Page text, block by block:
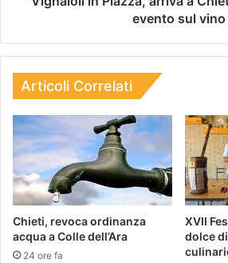
evento sul vino
Articoli Correlati
Chieti, revoca ordinanza
acqua a Colle dell’Ara
24 ore fa
XVII
dolce